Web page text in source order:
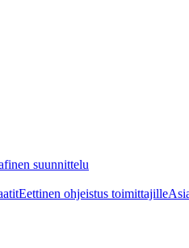
suunnittelu
Eettinen ohjeistus toimittajille